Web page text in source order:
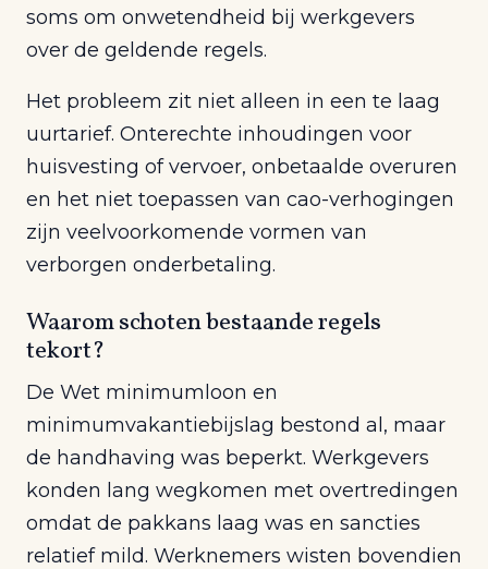
soms om onwetendheid bij werkgevers
over de geldende regels.
Het probleem zit niet alleen in een te laag
uurtarief. Onterechte inhoudingen voor
huisvesting of vervoer, onbetaalde overuren
en het niet toepassen van cao-verhogingen
zijn veelvoorkomende vormen van
verborgen onderbetaling.
Waarom schoten bestaande regels
tekort?
De Wet minimumloon en
minimumvakantiebijslag bestond al, maar
de handhaving was beperkt. Werkgevers
konden lang wegkomen met overtredingen
omdat de pakkans laag was en sancties
relatief mild. Werknemers wisten bovendien